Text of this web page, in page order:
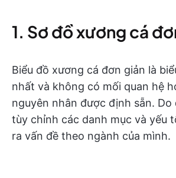
1. Sơ đồ xương cá
Biểu đồ xương cá đơn giản là
nhất và không có mối quan hệ
nguyên nhân được định sẵn.
tùy chỉnh các danh mục và yếu
ra vấn đề theo ngành của mình.